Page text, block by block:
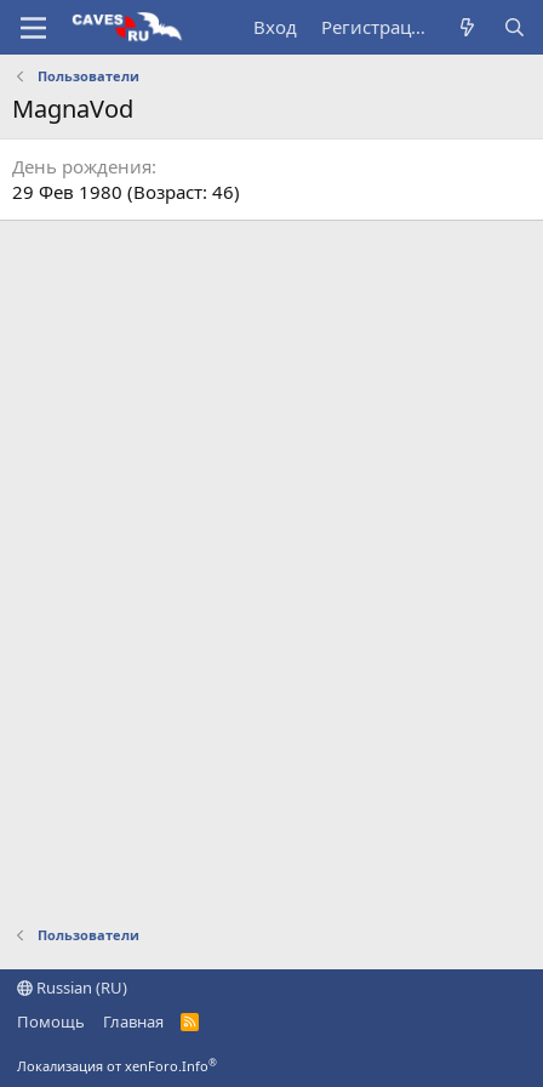
Вход Регистрация
Пользователи
MagnaVod
День рождения
29 Фев 1980 (Возраст: 46)
Пользователи
Russian (RU)
Помощь
Главная
R
Локализация от xenForo.Info®